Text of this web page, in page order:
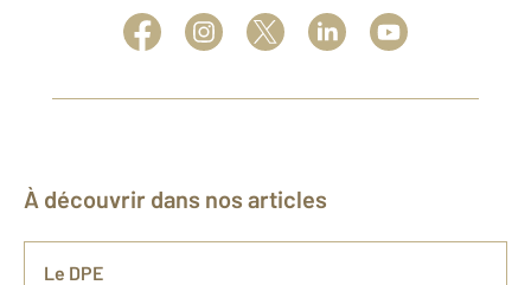
À découvrir dans nos articles
Le DPE